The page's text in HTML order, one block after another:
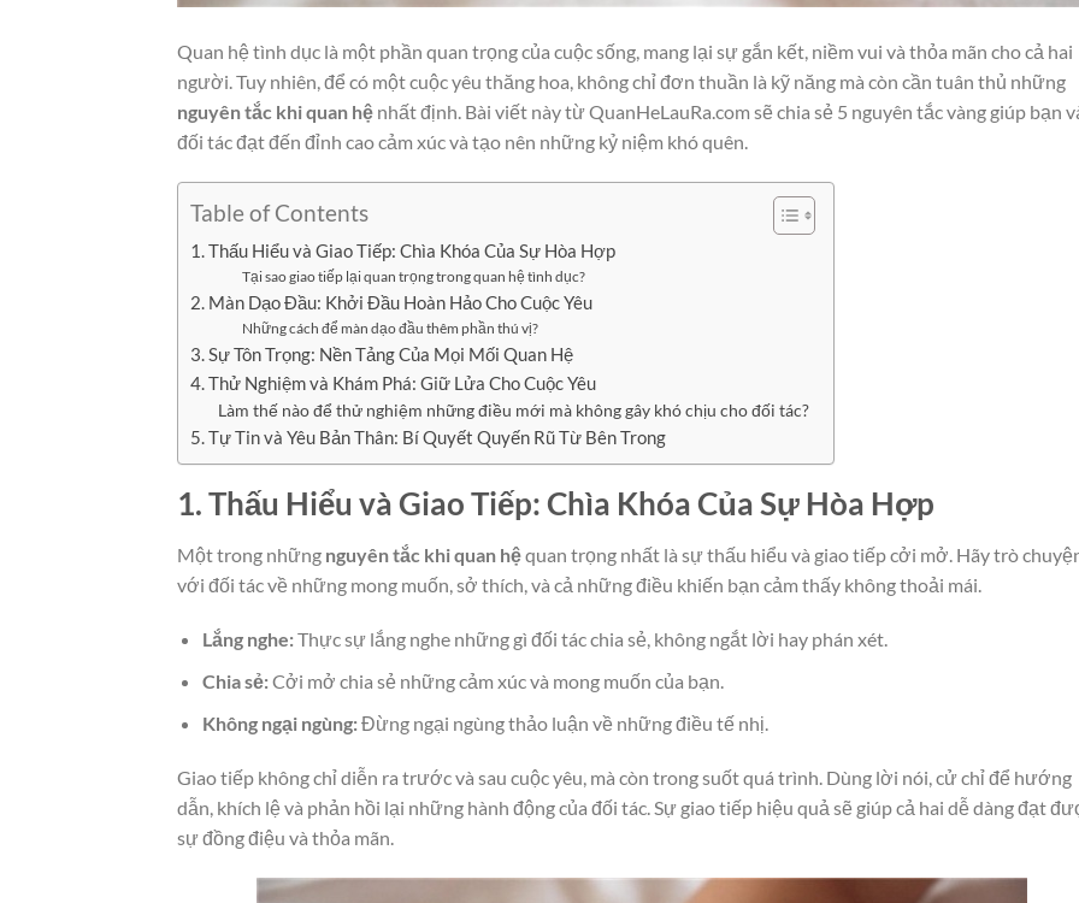
Quan hệ tình dục là một phần quan trọng của cuộc sống, mang lại sự gắn kết, niềm vui và thỏa mãn cho cả hai
người. Tuy nhiên, để có một cuộc yêu thăng hoa, không chỉ đơn thuần là kỹ năng mà còn cần tuân thủ những
nguyên tắc khi quan hệ nhất định. Bài viết này từ QuanHeLauRa.com sẽ chia sẻ 5 nguyên tắc vàng giúp bạn
đối tác đạt đến đỉnh cao cảm xúc và tạo nên những kỷ niệm khó quên.
Table of Contents
1. Thấu Hiểu và Giao Tiếp: Chìa Khóa Của Sự Hòa Hợp
Tại sao giao tiếp lại quan trọng trong quan hệ tình dục?
2. Màn Dạo Đầu: Khởi Đầu Hoàn Hảo Cho Cuộc Yêu
Những cách để màn dạo đầu thêm phần thú vị?
3. Sự Tôn Trọng: Nền Tảng Của Mọi Mối Quan Hệ
4. Thử Nghiệm và Khám Phá: Giữ Lửa Cho Cuộc Yêu
Làm thế nào để thử nghiệm những điều mới mà không gây khó chịu cho đối tác?
5. Tự Tin và Yêu Bản Thân: Bí Quyết Quyến Rũ Từ Bên Trong
1. Thấu Hiểu và Giao Tiếp: Chìa Khóa Của Sự Hòa Hợp
Một trong những nguyên tắc khi quan hệquan trọng nhất là sự thấu hiểu và giao tiếp cởi mở. Hãy trò
với đối tác về những mong muốn, sở thích, và cả những điều khiến bạn cảm thấy không thoải mái.
Lắng nghe:Thực sự lắng nghe những gì đối tác chia sẻ, không ngắt lời hay phán xét.
Chia sẻ:Cởi mở chia sẻ những cảm xúc và mong muốn của bạn.
Không ngại ngùng:Đừng ngại ngùng thảo luận về những điều tế nhị.
Giao tiếp không chỉ diễn ra trước và sau cuộc yêu, mà còn trong suốt quá trình. Dùng lời nói, cử chỉ để hướng
dẫn, khích lệ và phản hồi lại những hành động của đối tác. Sự giao tiếp hiệu quả sẽ giúp cả hai dễ dàng đạt
sự đồng điệu và thỏa mãn.